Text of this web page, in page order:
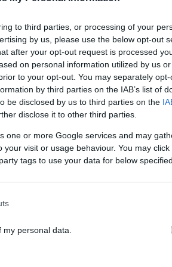
to third parties, or processing of your
by us, please use the below opt-out
after your opt-out request is processed
on personal information utilized by us
to your opt-out. You may separately
by third parties on the IAB’s list of
be disclosed by us to third parties on the
disclose it to other third parties.
one or more Google services and may
visit or usage behaviour. You may
tags to use your data for below
personal data.
a 30 éves
fantasztikus lövöldéje.
ami után a Doom
egykor sokkal